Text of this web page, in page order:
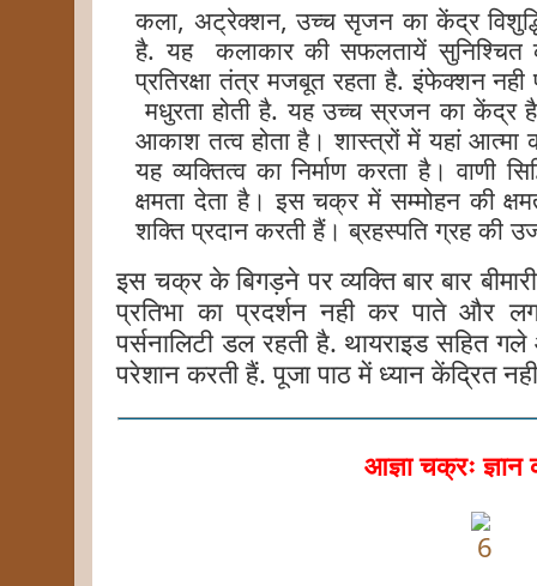
कला, अट्रेक्शन, उच्च सृजन का केंद्र
है. यह कलाकार की सफलतायें सुनिश्चित
प्रतिरक्षा तंत्र मजबूत रहता है. इंफेक्शन नही
मधुरता होती है. यह उच्च स्रजन का
आकाश तत्व होता है। शास्त्रों में यहां आत्मा
यह व्यक्तित्व का निर्माण करता है। वाणी
क्षमता देता है। इस चक्र में सम्मोहन की
शक्ति प्रदान करती हैं। ब्रहस्पति ग्रह
इस चक्र के बिगड़ने पर व्यक्ति बार बार
प्रतिभा का प्रदर्शन नही कर पाते और
पर्सनालिटी डल रहती है. थायराइड सहित
परेशान करती हैं. पूजा पाठ में ध्यान केंद्रित
आज्ञा चक्रः